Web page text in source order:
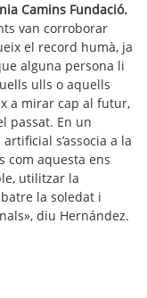
Camins Fundació.
van corroborar
el record humà, ja
alguna persona li
ulls o aquells
a mirar cap al futur,
passat. En un
s’associa a la
com aquesta ens
utilitzar la
la soledat i
diu Hernández.